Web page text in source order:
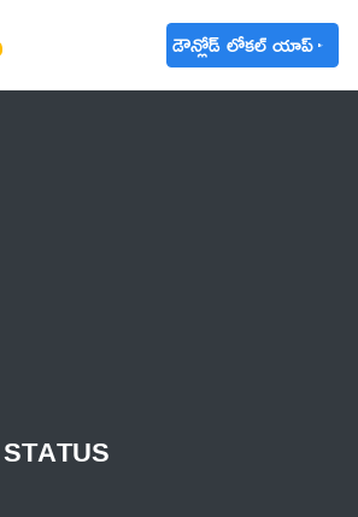
డౌన్లోడ్ లోకల్ యాప్